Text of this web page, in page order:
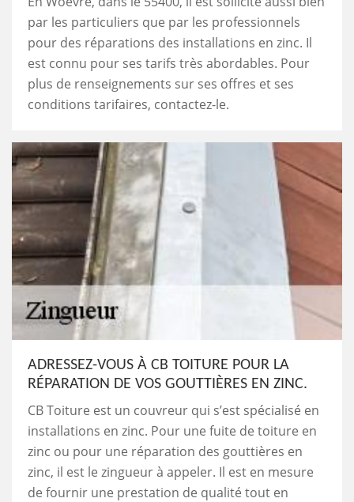
par les particuliers que par les professionnels
pour des réparations des installations en zinc. Il
est connu pour ses tarifs très abordables. Pour
plus de renseignements sur ses offres et ses
conditions tarifaires, contactez-le.
ADRESSEZ-VOUS À CB TOITURE POUR LA
RÉPARATION DE VOS GOUTTIÈRES EN ZINC.
CB Toiture est un couvreur qui s’est spécialisé en
installations en zinc. Pour une fuite de toiture en
zinc ou pour une réparation des gouttières en
zinc, il est le zingueur à appeler. Il est en mesure
de fournir une prestation de qualité tout en